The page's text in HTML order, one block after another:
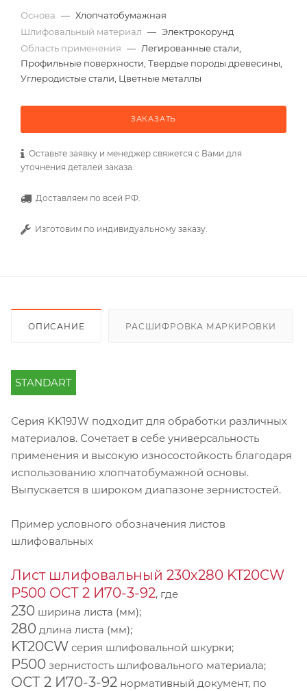
Основа — Хлопчатобумажная
Шлифовальный материал — Электрокорунд
Область применения — Легированные стали,
Профильные поверхности, Твердые породы древесины,
Углеродистые стали, Цветные металлы
ЗАКАЗАТЬ
Оставьте заявку и менеджер свяжется с Вами для
уточнения деталей заказа.
Доставляем по всей РФ.
Изготовим по индивидуальному заказу.
ОПИСАНИЕ РАСШИФРОВКА МАРКИРОВКИ
STANDART
Серия KK19JW подходит для обработки различных
материалов. Сочетает в себе универсальность
применения и высокую износостойкость благодаря
использованию хлопчатобумажной основы.
Выпускается в широком диапазоне зернистостей.
Пример условного обозначения листов
шлифовальных
Лист шлифовальный 230х280 KT20CW
P500 ОСТ 2 И70-3-92, где
230 ширина листа (мм);
280 длина листа (мм);
KT20CW серия шлифовальной шкурки;
P500 зернистость шлифовального материала;
ОСТ 2 И70-3-92 нормативный документ, по